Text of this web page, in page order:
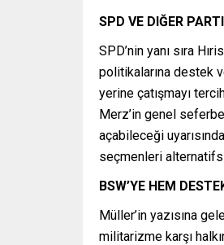
SPD VE DIĞER
SPD’nin yanı sıra
politikalarına destek
yerine çatışmayı
Merz’in genel
açabileceği
seçmenleri
BSW’YE HEM
Müller’in yazısına
militarizme karşı